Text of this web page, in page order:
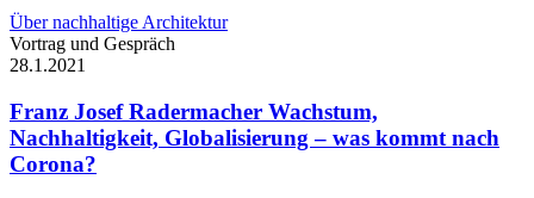
Über nachhaltige Architektur
Vortrag und Gespräch
28.1.2021
Franz Josef Radermacher Wachstum,
Nachhaltigkeit, Globalisierung – was kommt nach
Corona?